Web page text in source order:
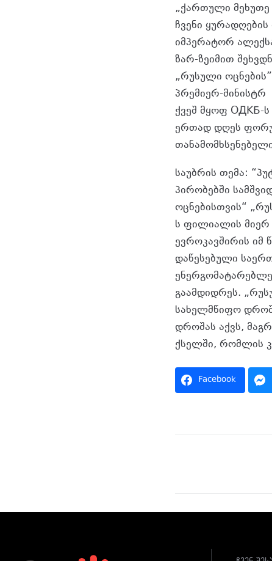
„ქართული
ჩვენი
იმპერატორ
ზარ-ზეიმით
„რუსული
პრემიერ-
ქვეშ მყოფ ОДКБ-ს
ერთად დღეს
საუბრის თემა:
პირობებში
ოცნებისთვის“
ს ფილიალის მიერ
ევროკავშირის იმ
დაწესებული
გაამდიდრეს.
სახელმწიფო
დროშას აქვს,
ქსელში, რომლის
Facebook